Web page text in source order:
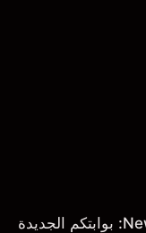
نقدّم لكم Newsquawk: بوابتكم الجديدة